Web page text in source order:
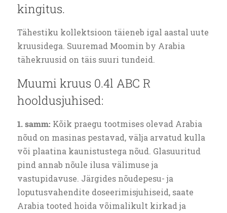
kingitus.
Tähestiku kollektsioon täieneb igal aastal uute
kruusidega. Suuremad Moomin by Arabia
tähekruusid on täis suuri tundeid.
Muumi kruus 0.4l ABC R
hooldusjuhised:
1. samm: Kõik praegu tootmises olevad Arabia
nõud on masinas pestavad, välja arvatud kulla
või plaatina kaunistustega nõud. Glasuuritud
pind annab nõule ilusa välimuse ja
vastupidavuse. Järgides nõudepesu- ja
loputusvahendite doseerimisjuhiseid, saate
Arabia tooted hoida võimalikult kirkad ja